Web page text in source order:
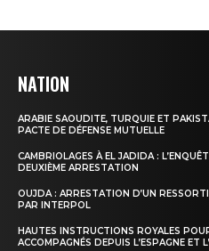
NATION
ARABIE SAOUDITE, TURQUIE ET
PACTE DE DÉFENSE MUTUELLE
CAMBRIOLAGES À EL JADIDA :
DEUXIÈME ARRESTATION
OUJDA : ARRESTATION D’UN
PAR INTERPOL
HAUTES INSTRUCTIONS ROYALES
ACCOMPAGNÉS DEPUIS L’ESPAGNE ET